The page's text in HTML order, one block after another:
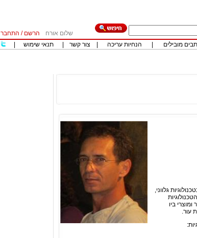
שלום אורח הרשם / התחבר
מובילים הנחיות עריכה צור קשר תנאי שימוש
גלווני,
ביו
עור.